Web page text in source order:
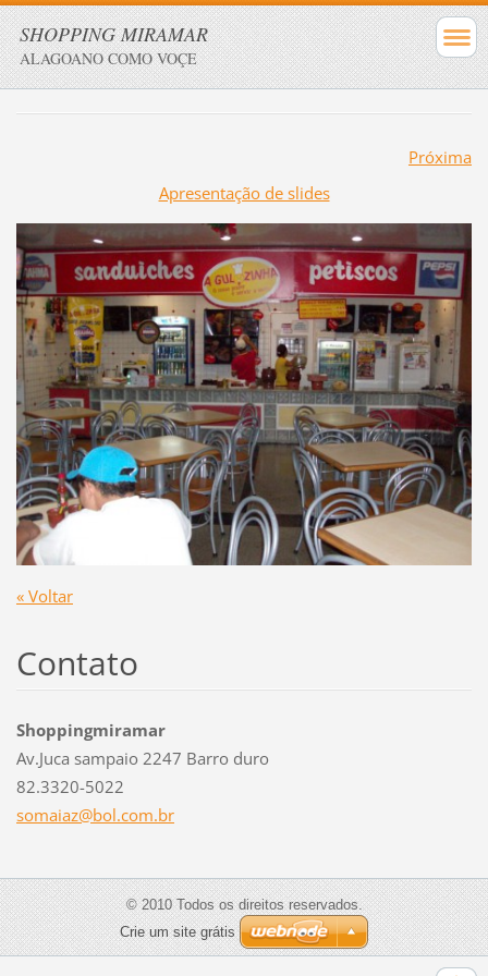
SHOPPING MIRAMAR
ALAGOANO COMO VOÇE
Próxima
Apresentação de slides
« Voltar
Contato
Shoppingmiramar
Av.Juca sampaio 2247 Barro duro
82.3320-5022
somaiaz@bol.com.br
© 2010 Todos os direitos reservados.
Crie um site grátis